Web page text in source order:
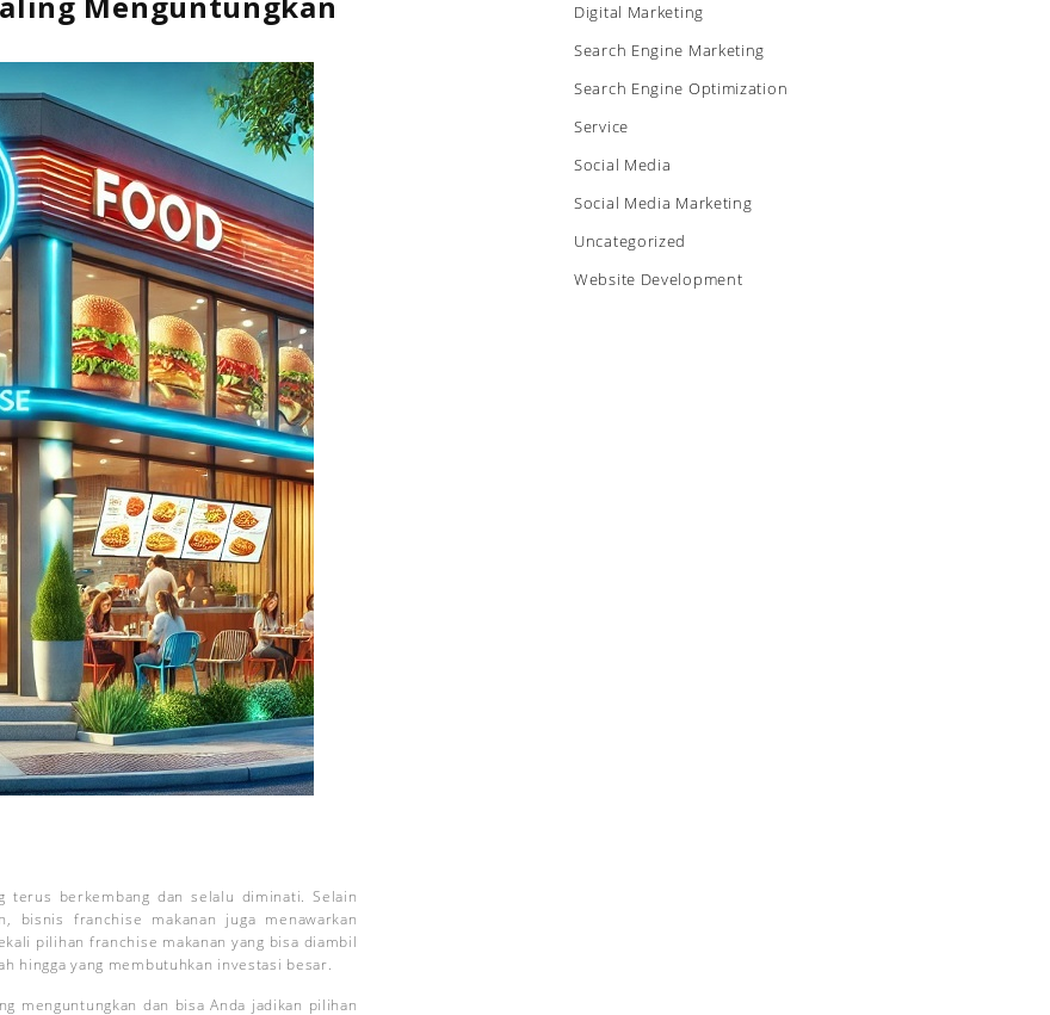
terus berkembang dan selalu diminati. Selain
bisnis franchise makanan juga menawarkan
pilihan franchise makanan yang bisa diambil
hingga yang membutuhkan investasi besar.
menguntungkan dan bisa Anda jadikan pilihan
Digital Marketing
Search Engine Marketing
Search Engine Optimization
Service
Social Media
Social Media Marketing
Uncategorized
Website Development